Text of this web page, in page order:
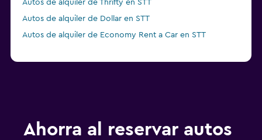
Autos de alquiler de Thrifty en STT
Autos de alquiler de Dollar en STT
Autos de alquiler de Economy Rent a Car en STT
Ahorra al reservar autos